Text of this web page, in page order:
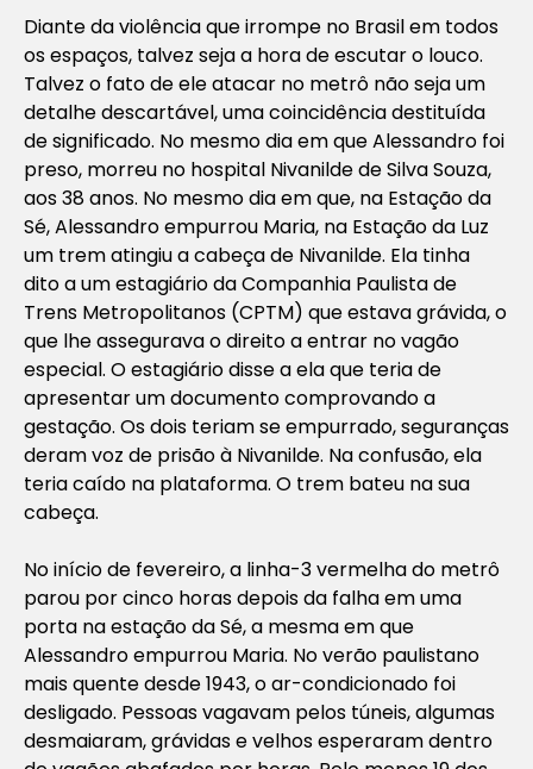
Diante da violência que irrompe no Brasil em todos
os espaços, talvez seja a hora de escutar o louco.
Talvez o fato de ele atacar no metrô não seja um
detalhe descartável, uma coincidência destituída
de significado. No mesmo dia em que Alessandro foi
preso, morreu no hospital Nivanilde de Silva Souza,
aos 38 anos. No mesmo dia em que, na Estação da
Sé, Alessandro empurrou Maria, na Estação da Luz
um trem atingiu a cabeça de Nivanilde. Ela tinha
dito a um estagiário da Companhia Paulista de
Trens Metropolitanos (CPTM) que estava grávida, o
que lhe assegurava o direito a entrar no vagão
especial. O estagiário disse a ela que teria de
apresentar um documento comprovando a
gestação. Os dois teriam se empurrado, seguranças
deram voz de prisão à Nivanilde. Na confusão, ela
teria caído na plataforma. O trem bateu na sua
cabeça.
No início de fevereiro, a linha-3 vermelha do metrô
parou por cinco horas depois da falha em uma
porta na estação da Sé, a mesma em que
Alessandro empurrou Maria. No verão paulistano
mais quente desde 1943, o ar-condicionado foi
desligado. Pessoas vagavam pelos túneis, algumas
desmaiaram, grávidas e velhos esperaram dentro